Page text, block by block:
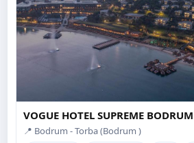
VOGUE HOTEL SUPREME
📍 Bodrum - Torba (Bodrum )